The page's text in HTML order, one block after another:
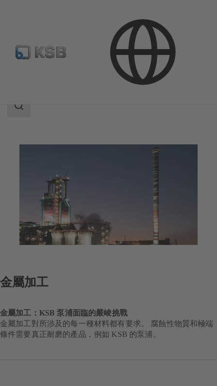
金屬加工
搜
围
金屬加工
金屬加工：KSB 泵浦面臨的嚴峻挑戰
金屬加工對所涉及的每一種材料都有要求。 腐蝕性物質和極端
條件需要真正耐磨的產品，例如 KSB 的泵浦。